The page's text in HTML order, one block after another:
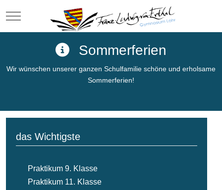
Mobile Menu Toggle
Sommerferien
Wir wünschen unserer ganzen Schulfamilie schöne und erholsame
Sommerferien!
das Wichtigste
Praktikum 9. Klasse
Praktikum 11. Klasse